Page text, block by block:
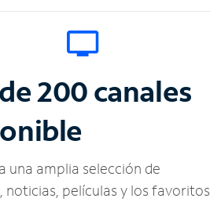
200 canales
una amplia selección de
noticias, películas y los favoritos